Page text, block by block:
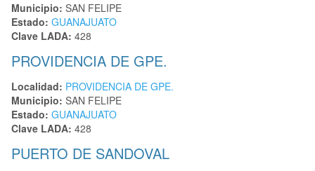
Municipio: SAN FELIPE
Estado: GUANAJUATO
Clave LADA: 428
PROVIDENCIA DE GPE.
Localidad: PROVIDENCIA DE GPE.
Municipio: SAN FELIPE
Estado: GUANAJUATO
Clave LADA: 428
PUERTO DE SANDOVAL